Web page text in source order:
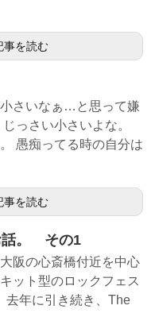
事を読む
さいなぁ…と思って嫌
っさい小さいよな。
愚痴ってる時の自分は
事を読む
話。 その1
阪の心斎橋付近を中心
ット型のロックフェス
去年に引き続き、The